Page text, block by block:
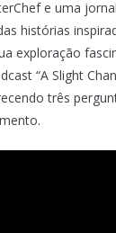
e uma
histórias
exploração
“A Slight
três